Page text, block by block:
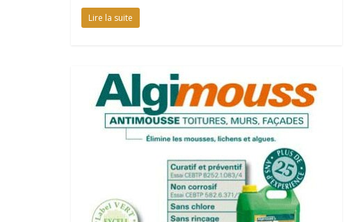
Lire la suite